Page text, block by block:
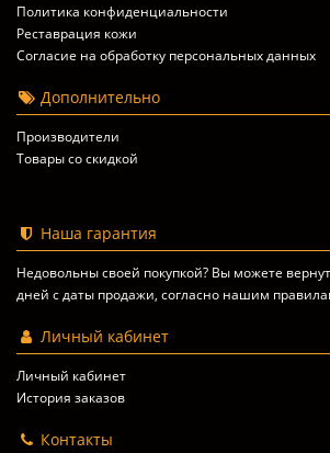
Политика конфиденциальности
Реставрация кожи
Согласие на обработку персональных данных
Дополнительно
Производители
Товары со скидкой
Наша гарантия
Недовольны своей покупкой? Вы можете
дней с даты продажи, согласно нашим
Личный кабинет
Личный кабинет
История заказов
Контакты